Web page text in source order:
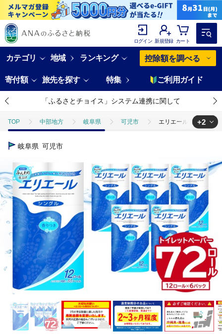
ログイン 新規登録 カート
カテゴリ 地域 ランキング 控除額を調べる
寄付額 旅先を探す 特集 ご利用ガイド
「ふるさとチョイス」システム連携に関して
TOP 中部地方 岐阜県 可児市 エリエール トイレッ
TOP
エリエール トイ
+2
岐阜県 可児市